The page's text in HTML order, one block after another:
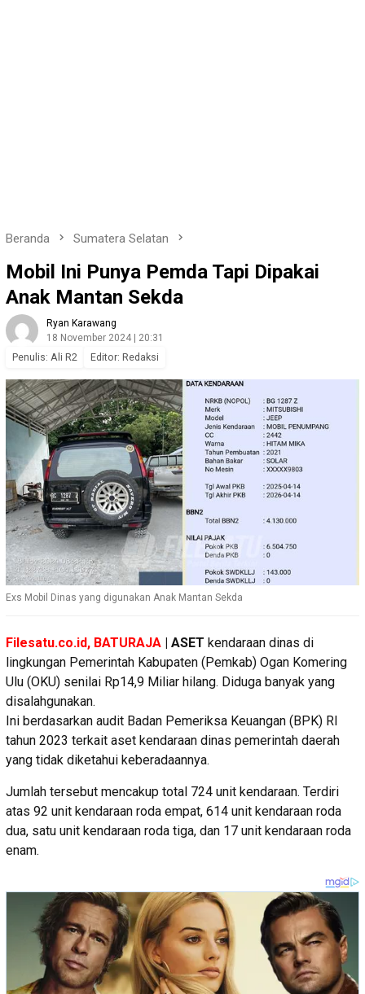
Beranda Sumatera Selatan
Mobil Ini Punya Pemda Tapi Dipakai
Anak Mantan Sekda
Ryan Karawang
18 November 2024 | 20:31
Penulis: Ali R2 Editor: Redaksi
Exs Mobil Dinas yang digunakan Anak Mantan Sekda
Filesatu.co.id, BATURAJA | ASET kendaraan dinas di
lingkungan Pemerintah Kabupaten (Pemkab) Ogan Komering
Ulu (OKU) senilai Rp14,9 Miliar hilang. Diduga banyak yang
disalahgunakan.
Ini berdasarkan audit Badan Pemeriksa Keuangan (BPK) RI
tahun 2023 terkait aset kendaraan dinas pemerintah daerah
yang tidak diketahui keberadaannya.
Jumlah tersebut mencakup total 724 unit kendaraan. Terdiri
atas 92 unit kendaraan roda empat, 614 unit kendaraan roda
dua, satu unit kendaraan roda tiga, dan 17 unit kendaraan roda
enam.